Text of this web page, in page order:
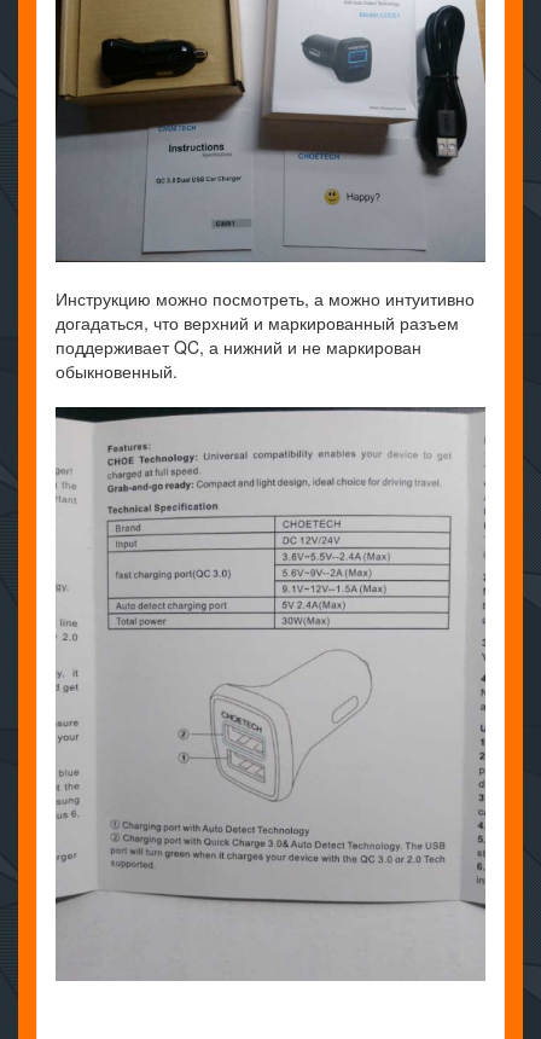
Инструкцию можно посмотреть, а можно интуитивно
догадаться, что верхний и маркированный разъем
поддерживает QC, а нижний и не маркирован
обыкновенный.